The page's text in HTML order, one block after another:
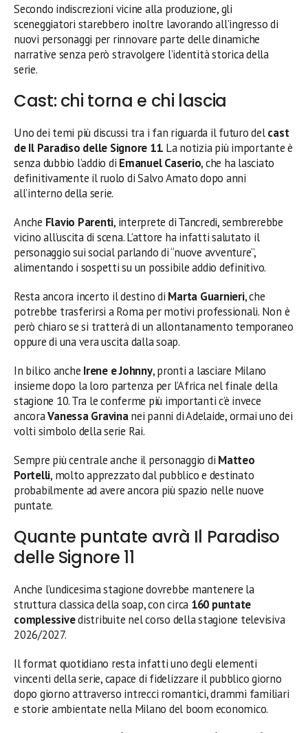
Secondo indiscrezioni vicine alla produzione, gli
sceneggiatori starebbero inoltre lavorando all’ingresso di
nuovi personaggi per rinnovare parte delle dinamiche
narrative senza però stravolgere l’identità storica della
serie.
Cast: chi torna e chi lascia
Uno dei temi più discussi tra i fan riguarda il futuro delcast
de Il Paradiso delle Signore 11. La notizia più importante è
senza dubbio l’addio di Emanuel Caserio, che ha lasciato
definitivamente il ruolo di Salvo Amato dopo anni
all’interno della serie.
Anche Flavio Parenti, interprete di Tancredi, sembrerebbe
vicino all’uscita di scena. L’attore ha infatti salutato il
personaggio sui social parlando di “nuove avventure”,
alimentando i sospetti su un possibile addio definitivo.
Resta ancora incerto il destino di Marta Guarnieri, che
potrebbe trasferirsi a Roma per motivi professionali. Non è
però chiaro se si tratterà di un allontanamento temporaneo
oppure di una vera uscita dalla soap.
In bilico anche Irene e Johnny, pronti a lasciare Milano
insieme dopo la loro partenza per l’Africa nel finale della
stagione 10. Tra le conferme più importanti c’è invece
ancoraVanessa Gravinanei panni di Adelaide, ormai uno dei
volti simbolo della serie Rai.
Sempre più centrale anche il personaggio di Matteo
Portelli, molto apprezzato dal pubblico e destinato
probabilmente ad avere ancora più spazio nelle nuove
puntate.
Quante puntate avrà Il Paradiso
delle Signore 11
Anche l’undicesima stagione dovrebbe mantenere la
struttura classica della soap, con circa 160 puntate
complessivedistribuite nel corso della stagione televisiva
2026/2027.
Il format quotidiano resta infatti uno degli elementi
vincenti della serie, capace di fidelizzare il pubblico giorno
dopo giorno attraverso intrecci romantici, drammi familiari
e storie ambientate nella Milano del boom economico.